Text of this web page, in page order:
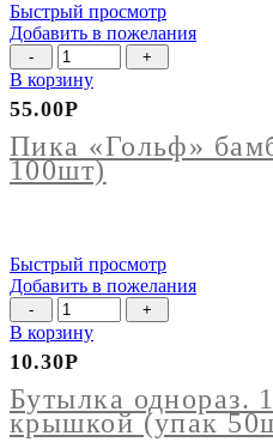
Быстрый просмотр
Добавить в пожелания
Количество
товара
Пика
"Гольф"
бамбук
9см
(упак
В корзину
Пика «Гольф»
100шт)
55.00Р
Быстрый просмотр
Добавить в пожелания
Количество
товара
Бутылка
однораз.
1,0л
(38мм)
с
В корзину
Бутылка однораз.
крышкой (упак
10.30Р